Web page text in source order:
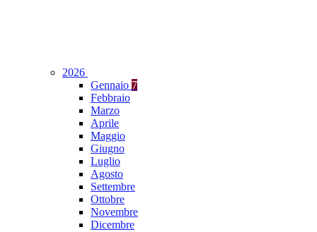
2026
Gennaio 7
Febbraio
Marzo
Aprile
Maggio
Giugno
Luglio
Agosto
Settembre
Ottobre
Novembre
Dicembre